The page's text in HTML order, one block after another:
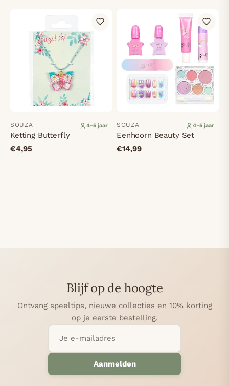
SOUZA 4-5 jaar
Ketting Butterfly
€4,95
SOUZA 4-5 jaar
Eenhoorn Beauty Set
€14,99
Blijf op de hoogte
Ontvang speeltips, nieuwe collecties en 10% korting
op je eerste bestelling.
Aanmelden